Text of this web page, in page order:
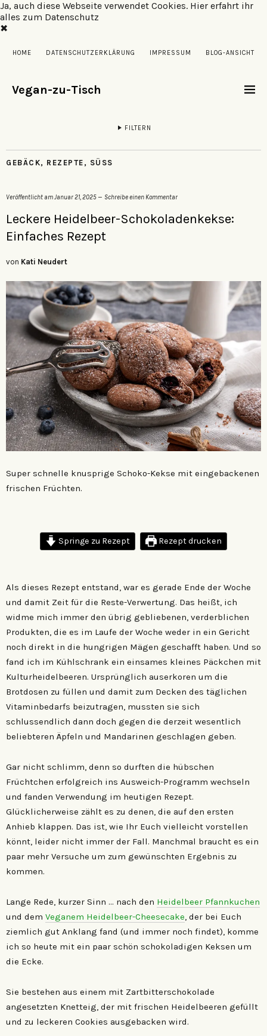
Ja, auch diese Webseite verwendet Cookies. Hier erfahrt ihr
alles zum Datenschutz
✖
HOME DATENSCHUTZERKLÄRUNG IMPRESSUM BLOG-ANSICHT
Vegan-zu-Tisch
FILTERN
GEBÄCK, REZEPTE , SÜSS
Veröffentlicht amJanuar 21, 2025 Schreibe einen Kommentar
Leckere Heidelbeer-Schokoladenkekse:
Einfaches Rezept
von Kati Neudert
Super schnelle knusprige Schoko-Kekse mit eingebackenen
frischen Früchten.
Springe zu Rezept Rezept drucken
Als dieses Rezept entstand, war es gerade Ende der Woche
und damit Zeit für die Reste-Verwertung. Das heißt, ich
widme mich immer den übrig gebliebenen, verderblichen
Produkten, die es im Laufe der Woche weder in ein Gericht
noch direkt in die hungrigen Mägen geschafft haben. Und so
fand ich im Kühlschrank ein einsames kleines Päckchen mit
Kulturheidelbeeren. Ursprünglich auserkoren um die
Brotdosen zu füllen und damit zum Decken des täglichen
Vitaminbedarfs beizutragen, mussten sie sich
schlussendlich dann doch gegen die derzeit wesentlich
beliebteren Äpfeln und Mandarinen geschlagen geben.
Gar nicht schlimm, denn so durften die hübschen
Früchtchen erfolgreich ins Ausweich-Programm wechseln
und fanden Verwendung im heutigen Rezept.
Glücklicherweise zählt es zu denen, die auf den ersten
Anhieb klappen. Das ist, wie Ihr Euch vielleicht vorstellen
könnt, leider nicht immer der Fall. Manchmal braucht es ein
paar mehr Versuche um zum gewünschten Ergebnis zu
kommen.
Lange Rede, kurzer Sinn … nach den Heidelbeer Pfannkuchen
und dem Veganem Heidelbeer-Cheesecake, der bei Euch
ziemlich gut Anklang fand (und immer noch findet), komme
ich so heute mit ein paar schön schokoladigen Keksen um
die Ecke.
Sie bestehen aus einem mit Zartbitterschokolade
angesetzten Knetteig, der mit frischen Heidelbeeren gefüllt
und zu leckeren Cookies ausgebacken wird.